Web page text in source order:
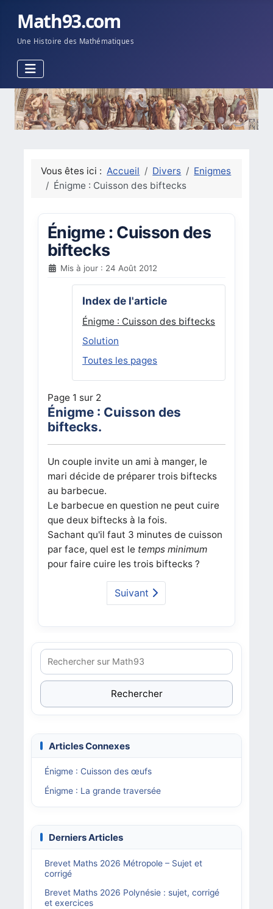
Math93.com
Une Histoire des Mathématiques
Vous êtes ici : Accueil Divers
Enigmes
Énigme : Cuisson des biftecks
Énigme : Cuisson des
biftecks
Mis à jour : 24 Août 2012
Index de l'article
Énigme : Cuisson des biftecks
Solution
Toutes les pages
Page 1 sur 2
Énigme : Cuisson des
biftecks.
Un couple invite un ami à manger, le
mari décide de préparer trois biftecks
au barbecue.
Le barbecue en question ne peut cuire
que deux biftecks à la fois.
Sachant qu'il faut 3 minutes de cuisson
par face, quel est le temps minimum
pour faire cuire les trois biftecks ?
Suivant
Rechercher
Articles Connexes
Énigme : Cuisson des œufs
Énigme : La grande traversée
Derniers Articles
Brevet Maths 2026 Métropole – Sujet et
corrigé
Brevet Maths 2026 Polynésie : sujet, corrigé
et exercices